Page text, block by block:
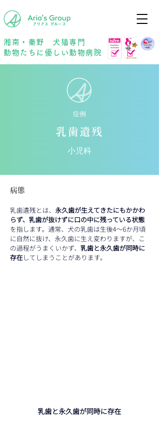
湘南・秦野 犬猫専門
動物たちに優しい動物病院
症例
乳歯遺残
小児科
病態
乳歯遺残とは、 永久歯が生えてきたにもかかわ
らず、乳歯が抜けずに口の中に残っている状態
を指します。通常、犬の乳歯は生後4〜6か月頃
に自然に抜け、永久歯に生え変わりますが、こ
の過程がうまくいかず、 乳歯と永久歯が同時に
存在してしまうことがあります。
乳歯と永久歯が同時に存在